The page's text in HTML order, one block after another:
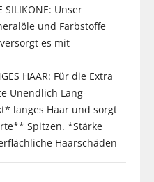
SILIKONE: Unser
und Farbstoffe
es mit
HAAR: Für die Extra
Unendlich Lang-
langes Haar und sorgt
Spitzen. *Stärke
Haarschäden